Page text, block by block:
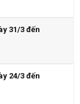
31/3 đến
24/3 đến